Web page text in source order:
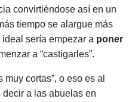
convirtiéndose así en un
tiempo se alargue más
sería empezar a poner
a “castigarles”.
cortas”, o eso es al
a las abuelas en